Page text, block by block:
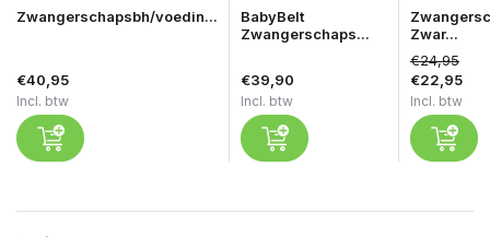
Zwangerschapsbh/voedin...
€40,95
Incl. btw
BabyBelt
Zwangerschaps...
€39,90
Incl. btw
Zwar...
€24,95
€22,95
Incl. btw